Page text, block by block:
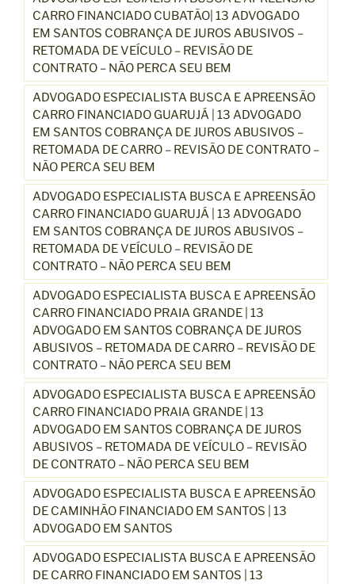
CARRO FINANCIADO CUBATÃO| 13 ADVOGADO
EM SANTOS COBRANÇA DE JUROS ABUSIVOS –
RETOMADA DE VEÍCULO – REVISÃO DE
CONTRATO – NÃO PERCA SEU BEM
ADVOGADO ESPECIALISTA BUSCA E APREENSÃO
CARRO FINANCIADO GUARUJÁ | 13 ADVOGADO
EM SANTOS COBRANÇA DE JUROS ABUSIVOS –
RETOMADA DE CARRO – REVISÃO DE CONTRATO –
NÃO PERCA SEU BEM
ADVOGADO ESPECIALISTA BUSCA E APREENSÃO
CARRO FINANCIADO GUARUJÁ | 13 ADVOGADO
EM SANTOS COBRANÇA DE JUROS ABUSIVOS –
RETOMADA DE VEÍCULO – REVISÃO DE
CONTRATO – NÃO PERCA SEU BEM
ADVOGADO ESPECIALISTA BUSCA E APREENSÃO
CARRO FINANCIADO PRAIA GRANDE | 13
ADVOGADO EM SANTOS COBRANÇA DE JUROS
ABUSIVOS – RETOMADA DE CARRO – REVISÃO DE
CONTRATO – NÃO PERCA SEU BEM
ADVOGADO ESPECIALISTA BUSCA E APREENSÃO
CARRO FINANCIADO PRAIA GRANDE | 13
ADVOGADO EM SANTOS COBRANÇA DE JUROS
ABUSIVOS – RETOMADA DE VEÍCULO – REVISÃO
DE CONTRATO – NÃO PERCA SEU BEM
ADVOGADO ESPECIALISTA BUSCA E APREENSÃO
DE CAMINHÃO FINANCIADO EM SANTOS | 13
ADVOGADO EM SANTOS
ADVOGADO ESPECIALISTA BUSCA E APREENSÃO
DE CARRO FINANCIADO EM SANTOS | 13